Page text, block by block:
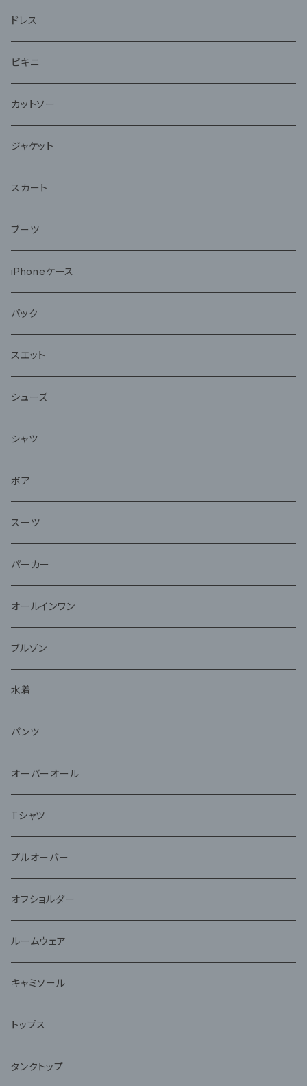
ドレス
ビキニ
カットソー
ジャケット
スカート
ブーツ
iPhoneケース
バック
スエット
シューズ
シャツ
ボア
スーツ
パーカー
オールインワン
ブルゾン
水着
パンツ
オーバーオール
Tシャツ
プルオーバー
オフショルダー
ルームウェア
キャミソール
トップス
タンクトップ